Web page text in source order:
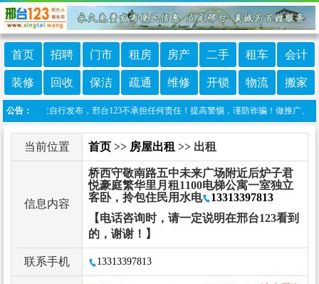
首页 招聘 门市 租房 房产 二手 租车 会计
装修 回收 保洁 疏通 维修 开锁 物流 搬家
公告：
息由网友自行发布，邢台123不承担任何责任！提高警惕，谨防诈骗！做推广、做
当前位置 首页 >> 房屋出租 >> 出租
信息内容
桥西守敬南路五中未来广场附近后炉子君
悦豪庭繁华里月租1100电梯公寓一室独立
客卧，拎包住民用水电
13313397813
【电话咨询时，请一定说明在邢台123看到
的，谢谢！】
联系手机 13313397813